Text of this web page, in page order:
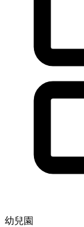
幼兒園